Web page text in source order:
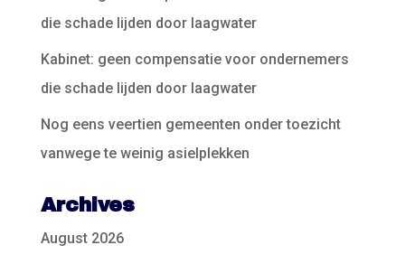
die schade lijden door laagwater
Kabinet: geen compensatie voor ondernemers
die schade lijden door laagwater
Nog eens veertien gemeenten onder toezicht
vanwege te weinig asielplekken
Archives
August 2026